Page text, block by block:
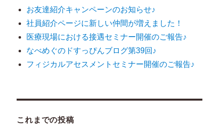
ゲ
ー
シ
ン
お友達紹介キャンペーンのお知らせ♪
社員紹介ページに新しい仲間が増えました！
医療現場における接遇セミナー開催のご報告♪
なべめぐのドすっぴんブログ第39回♪
フィジカルアセスメントセミナー開催のご報告♪
これまでの投稿